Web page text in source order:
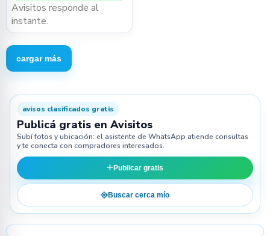
Avisitos responde al
instante.
cargar más
avisos clasificados gratis
Publicá gratis en Avisitos
Subí fotos y ubicación: el asistente de WhatsApp atiende consultas
y te conecta con compradores interesados.
Publicar gratis
Buscar cerca mío